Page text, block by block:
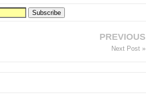
PREVIOUS
Next Post »